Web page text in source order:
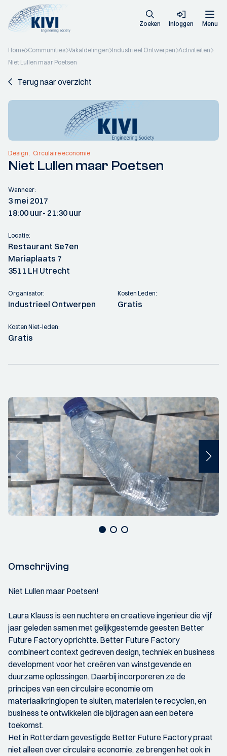
Zoeken Inloggen Menu
Home Communities Vakafdelingen Industrieel Ontwerpen Activiteiten
Niet Lullen maar Poetsen
Terug naar overzicht
Design Circulaire economie
Niet Lullen maar Poetsen
Wanneer:
3 mei 2017
18:00 uur- 21:30 uur
Locatie:
Restaurant Se7en
Mariaplaats 7
3511 LH Utrecht
Organisator:
Industrieel Ontwerpen
Kosten Leden:
Gratis
Kosten Niet-leden:
Gratis
Omschrijving
Niet Lullen maar Poetsen!
Laura Klauss is een nuchtere en creatieve ingenieur die vijf
jaar geleden samen met gelijkgestemde geesten Better
Future Factory oprichtte. Better Future Factory
combineert context gedreven design, techniek en business
development voor het creëren van winstgevende en
duurzame oplossingen. Daarbij incorporeren ze de
principes van een circulaire economie om
materiaalkringlopen te sluiten, materialen te recyclen, en
business te ontwikkelen die bijdragen aan een betere
toekomst.
Het in Rotterdam gevestigde Better Future Factory praat
niet alleen over circulaire economie, ze brengen het ook in